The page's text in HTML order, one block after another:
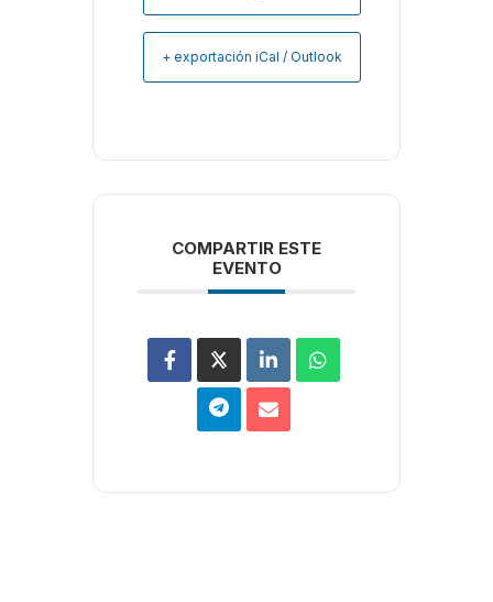
+ exportación iCal / Outlook
COMPARTIR ESTE
EVENTO